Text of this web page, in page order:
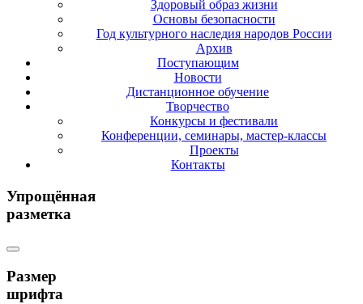
Здоровый образ жизни
Основы безопасности
Год культурного наследия народов России
Архив
Поступающим
Новости
Дистанционное обучение
Творчество
Конкурсы и фестивали
Конференции, семинары, мастер-классы
Проекты
Контакты
Упрощённая
разметка
Размер
шрифта